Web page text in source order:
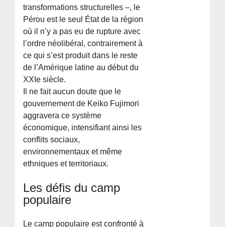
transformations structurelles –, le
Pérou est le seul État de la région
où il n’y a pas eu de rupture avec
l’ordre néolibéral, contrairement à
ce qui s’est produit dans le reste
de l’Amérique latine au début du
XXIe siècle.
Il ne fait aucun doute que le
gouvernement de Keiko Fujimori
aggravera ce système
économique, intensifiant ainsi les
conflits sociaux,
environnementaux et même
ethniques et territoriaux.
Les défis du camp
populaire
Le camp populaire est confronté à